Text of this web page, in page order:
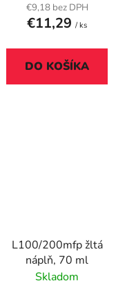
€9,18 bez DPH
€11,29 / ks
DO KOŠÍKA
L100/200mfp žltá
náplň, 70 ml
Skladom